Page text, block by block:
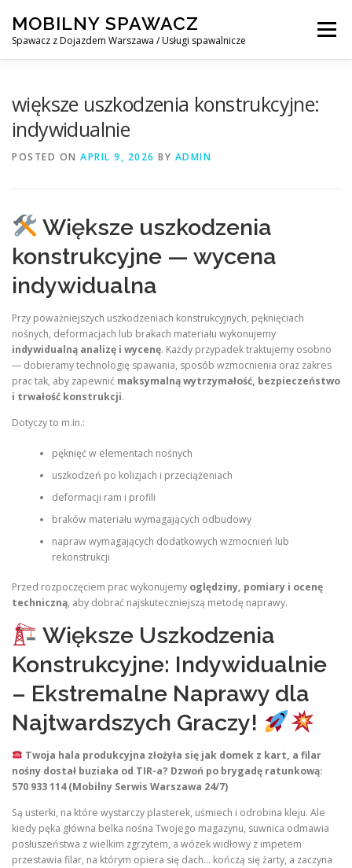
content
MOBILNY SPAWACZ
Spawacz z Dojazdem Warszawa / Usługi spawalnicze
Menu
większe uszkodzenia konstrukcyjne:
indywidualnie
POSTED ON APRIL 9, 2026 BY ADMIN
Większe uszkodzenia
konstrukcyjne — wycena
indywidualna
Przy poważniejszych uszkodzeniach konstrukcyjnych, pęknięciach
nośnych, deformacjach lub brakach materiału wykonujemy
indywidualną analizę i wycenę. Każdy przypadek traktujemy osobno
— dobieramy technologię spawania, sposób wzmocnienia oraz zakres
prac tak, aby zapewnić maksymalną wytrzymałość, bezpieczeństwo
i trwałość konstrukcji.
Dotyczy to m.in.:
pęknięć w elementach nośnych
uszkodzeń po kolizjach i przeciążeniach
deformacji ram i profili
braków materiału wymagających odbudowy
napraw wymagających dodatkowych wzmocnień lub
rekonstrukcji
Przed rozpoczęciem prac wykonujemy oględziny, pomiary i ocenę
techniczną, aby dobrać najskuteczniejszą metodę naprawy.
Większe Uszkodzenia
Konstrukcyjne: Indywidualnie
– Ekstremalne Naprawy dla
Najtwardszych Graczy!
Twoja hala produkcyjna złożyła się jak domek z kart, a filar
nośny dostał buziaka od TIR-a? Dzwoń po brygadę ratunkową:
570 933 114 (Mobilny Serwis Warszawa 24/7)
Są usterki, na które wystarczy plasterek, uśmiech i odrobina kleju. Ale
kiedy pęka główna belka nośna Twojego magazynu, suwnica odmawia
posłuszeństwa z wielkim zgrzytem, a wózek widłowy z impetem
przestawia filar, na którym opiera się dach… kończą się żarty, a zaczyna